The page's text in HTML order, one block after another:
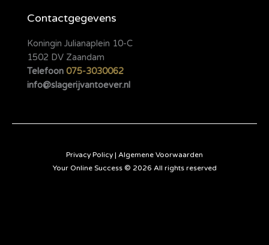
Contactgegevens
Koningin Julianaplein 10-C
1502 DV Zaandam
Telefoon 075-3030062
info@slagerijvantoever.nl
Privacy Policy | Algemene Voorwaarden
Your Online Success © 2026 All rights reserved